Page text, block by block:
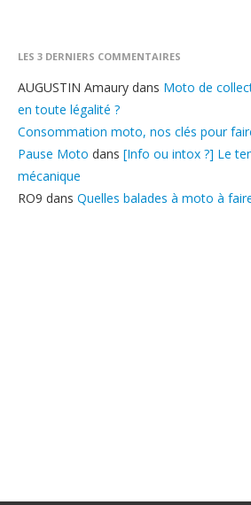
LES 3 DERNIERS COMMENTAIRES
AUGUSTIN Amaury dans Moto de
en toute légalité ?
Consommation moto, nos clés pour
Pause Moto dans [Info ou intox ?] Le
mécanique
RO9 dans Quelles balades à moto à